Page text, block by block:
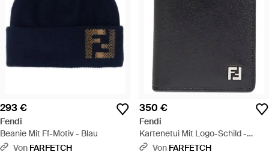
293 €
Fendi
Beanie Mit Ff-Motiv - Blau
Von FARFETCH
350 €
Fendi
Kartenetui Mit Logo-Schild -
Schwarz
Von FARFETCH